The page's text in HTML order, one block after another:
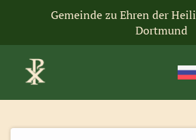
Gemeinde zu Ehren der
Dortmund